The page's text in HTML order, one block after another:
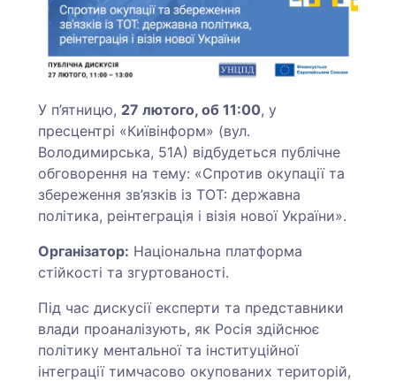
У п’ятницю, 27 лютого, об 11:00, у
пресцентрі «Київінформ» (вул.
Володимирська, 51А) відбудеться публічне
обговорення на тему: «Спротив окупації та
збереження зв’язків із ТОТ: державна
політика, реінтеграція і візія нової України».
Організатор: Національна платформа
стійкості та згуртованості.
Під час дискусії експерти та представники
влади проаналізують, як Росія здійснює
політику ментальної та інституційної
інтеграції тимчасово окупованих територій,